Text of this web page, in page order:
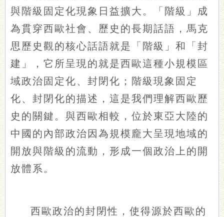
與階級固定化現象日益擴大。「階級」成
為貫穿西歐社會、歷史的長期話語，馬克
思歷史觀的核心話語就是「階級」和「封
建」，它所呈現的就是西歐這種小規模區
域政治固定化、封閉化；階級現象固定
化、封閉化的描述，這是我們理解西歐歷
史的關鍵。與西歐相較，位於東亞大陸的
中國的內部政治因為規模龐大呈現地域的
開放與階級的流動，形成一個政治上的開
放體系。
西歐政治的封閉性，使得源於西歐的